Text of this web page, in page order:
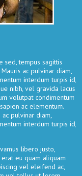
sed, tempus sagittis
ac pulvinar diam,
interdum turpis id,
nibh, vel gravida lacus
volutpat condimentum
ac elementum.
pulvinar diam,
interdum turpis id,
libero justo,
eu quam aliquam
vel eleifend ac,